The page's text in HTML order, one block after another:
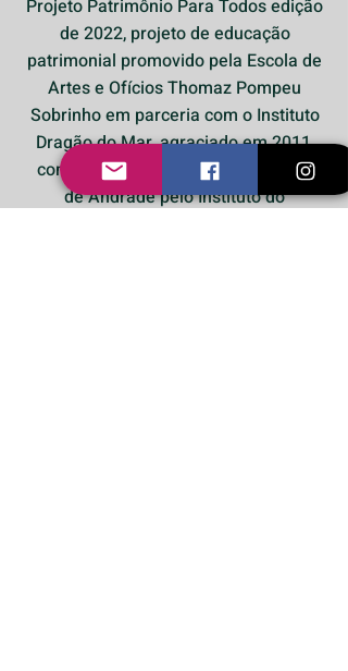
Projeto Patrimônio Para Todos edição
de 2022, projeto de educação
patrimonial promovido pela Escola de
Artes e Ofícios Thomaz Pompeu
Sobrinho em parceria com o Instituto
Dragão do Mar, agraciado em 2011,
com o Prêmio Rodrigo Melo Franco
de Andrade pelo Instituto do